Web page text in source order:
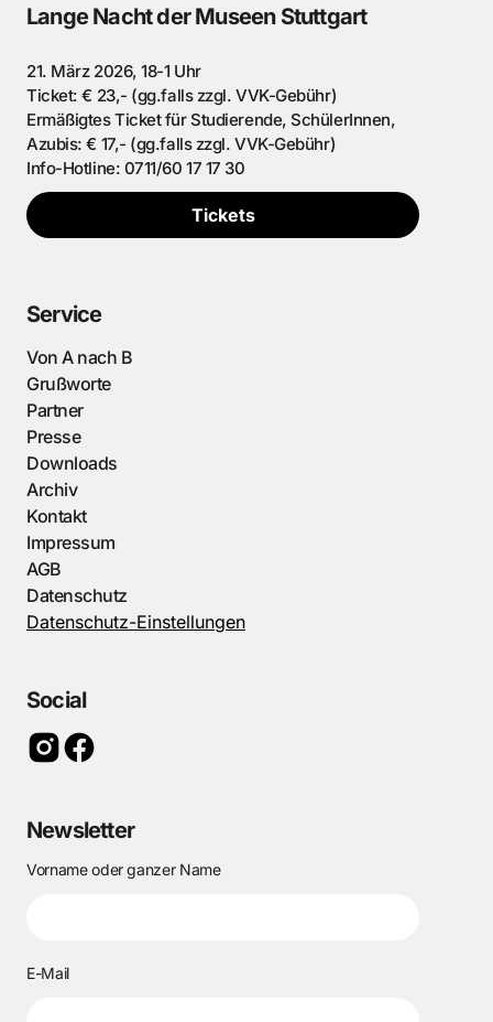
Lange Nacht der Museen Stuttgart
21. März 2026, 18-1 Uhr
Ticket: € 23,- (gg.falls zzgl. VVK-Gebühr)
Ermäßigtes Ticket für Studierende, SchülerInnen,
Azubis: € 17,- (gg.falls zzgl. VVK-Gebühr)
Info-Hotline: 0711/60 17 17 30
Tickets
Service
Von A nach B
Grußworte
Partner
Presse
Downloads
Archiv
Kontakt
Impressum
AGB
Datenschutz
Datenschutz-Einstellungen
Social
Newsletter
Vorname oder ganzer Name
E-Mail